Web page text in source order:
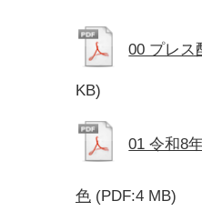
00 プレス
KB)
01 令和8
色 (PDF:4 MB)